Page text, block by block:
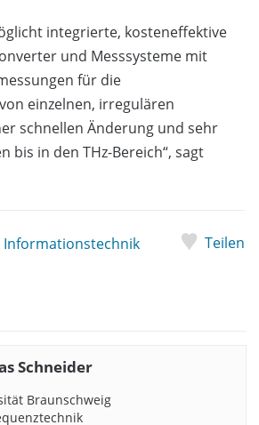
integrierte, kosteneffektive
und Messsysteme mit
für die
einzelnen, irregulären
schnellen Änderung und sehr
bis in den THz-Bereich“, sagt
Informationstechnik Teilen
Schneider
Braunschweig